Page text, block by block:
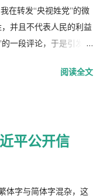
在转发“央视姓党”的微
并且不代表人民的利益
一段评论，于是引发了
手中的笔，以守护曾经
络上疯传着2月23日中
称为是一次伟大的会
阅读全文
平公开信
体字与简体字混杂，这